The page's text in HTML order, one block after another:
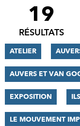
FILTRER
RÉSULTATS
19
RÉSULTATS
ATELIER
AUVERS ET VAN
EXPOSITION
LE MOUVEMENT